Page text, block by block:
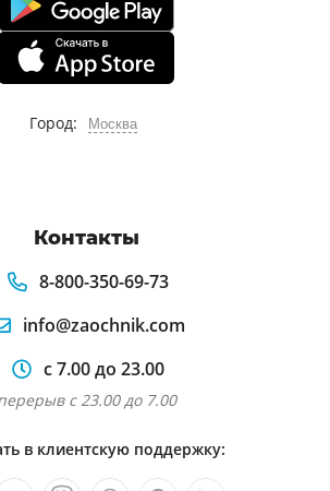
Город: Москва
Контакты
8-800-350-69-73
info@zaochnik.com
с 7.00 до 23.00
с 23.00 до 7.00
в клиентскую поддержку: